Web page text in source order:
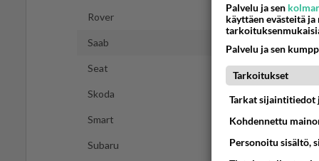
Rover
Saab
Seat
Skoda
Smart
Subaru
Palvelu ja sen
käyttäen evästeitä
Palvelu ja sen
Tarkoitukset
Tarkat sijaintitiedot
Kohdennettu
Personoitu sisältö,